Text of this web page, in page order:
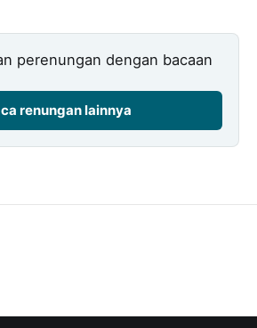
perenungan dengan bacaan
renungan lainnya